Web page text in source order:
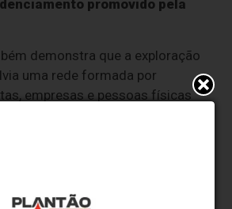
promovido pela
demonstra que a exploração
uma rede formada por
empresas e pessoas físicas
comentário é de responsabilidade de quem
ao direito de reprovar ou eliminar